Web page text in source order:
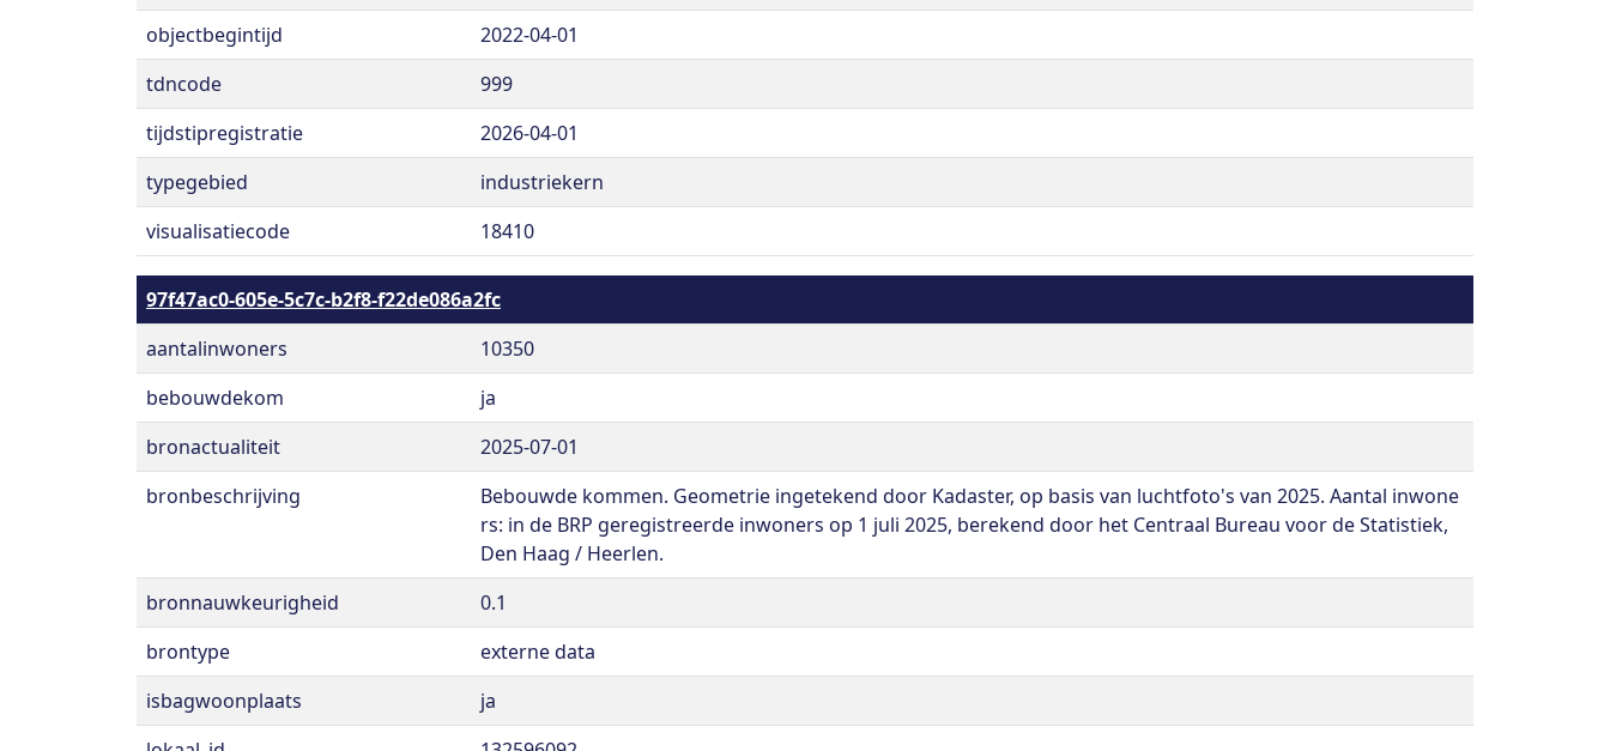
objectbegintijd
2022-04-01
tdncode
999
tijdstipregistratie
2026-04-01
typegebied
industriekern
visualisatiecode
18410
97f47ac0-605e-5c7c-b2f8-f22de086a2fc
aantalinwoners
10350
bebouwdekom
ja
bronactualiteit
2025-07-01
bronbeschrijving
Bebouwde kommen. Geometrie ingetekend door Kadaster, op basis van luchtfoto's van 2025. Aantal inwone
rs: in de BRP geregistreerde inwoners op 1 juli 2025, berekend door het Centraal Bureau voor de Statistiek,
Den Haag / Heerlen.
bronnauwkeurigheid
0.1
brontype
externe data
isbagwoonplaats
ja